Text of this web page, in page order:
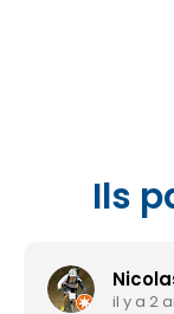
Ils
il y a 2